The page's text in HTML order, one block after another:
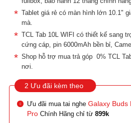
Tablet giá rẻ có màn hình lớn 10.1"
mà.
TCL Tab 10L WIFI có thiết kế sang
cứng cáp, pin 6000mAh bền bỉ,
Shop hỗ trợ mua trả góp 0% TCL
nơi.
2 Ưu đãi kèm theo
Ưu đãi mua tai ngheGalaxy Buds
Pro Chính Hãng chỉ từ899k